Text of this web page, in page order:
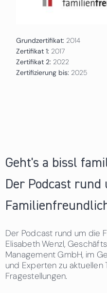
Grundzertifikat: 2014
Zertifikat 1: 2017
Zertifikat 2: 2022
Zertifizierung bis: 2025
Geht's a bissl
Der Podcast rund
Der Podcast rund um die
Elisabeth Wenzl,
Management GmbH, im
und Experten zu aktuellen
Fragestellungen.